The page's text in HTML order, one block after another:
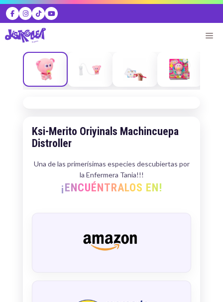
Skip
to
content
Ksi-Merito Oriyinals Machincuepa
Distroller
Una de las primerísimas especies descubiertas por
la Enfermera Tania!!!
¡ENCUÉNTRALOS EN!